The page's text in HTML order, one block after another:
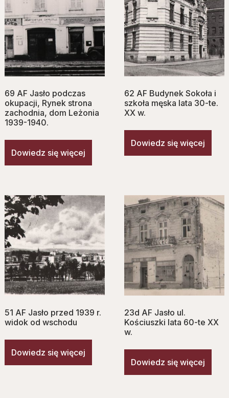
69 AF Jasło podczas
okupacji, Rynek strona
zachodnia, dom Leżonia
1939-1940.
Dowiedz się więcej
62 AF Budynek Sokoła i
szkoła męska lata 30-te.
XX w.
Dowiedz się więcej
51 AF Jasło przed 1939 r.
widok od wschodu
Dowiedz się więcej
23d AF Jasło ul.
Kościuszki lata 60-te XX
w.
Dowiedz się więcej